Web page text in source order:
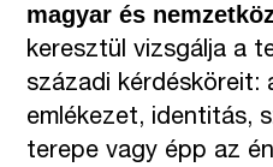
magyar és
keresztül vizsgálja a
századi kérdésköreit:
emlékezet, identitás,
terepe vagy épp az